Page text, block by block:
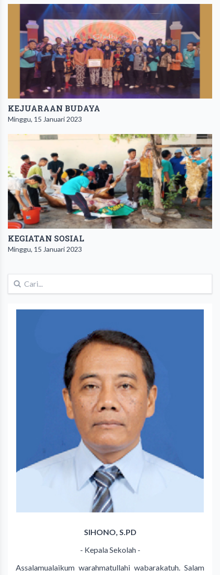
KEJUARAAN BUDAYA
Minggu, 15 Januari 2023
KEGIATAN SOSIAL
Minggu, 15 Januari 2023
SIHONO, S.PD
- Kepala Sekolah -
Assalamualaikum warahmatullahi wabarakatuh. Salam